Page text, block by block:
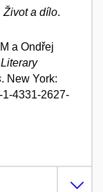
Život a dílo.
a Ondřej
. New York:
1-4331-2627-